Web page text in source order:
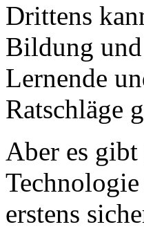
Drittens
Bildung und
Lernende
Ratschläge
Aber es
erstens